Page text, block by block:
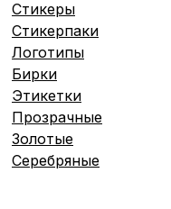
Стикеры
Стикерпаки
Логотипы
Бирки
Этикетки
Прозрачные
Золотые
Серебряные